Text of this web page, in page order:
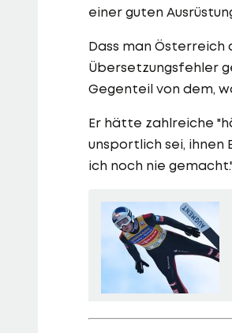
einer guten
Dass man
Übersetzungsfehler
Gegenteil von dem,
Er hätte zahlreiche
unsportlich sei, ihnen
ich noch nie gemacht."